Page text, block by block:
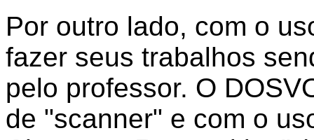
Por outro lado, com o
fazer seus trabalhos
pelo professor. O
de "scanner" e com o